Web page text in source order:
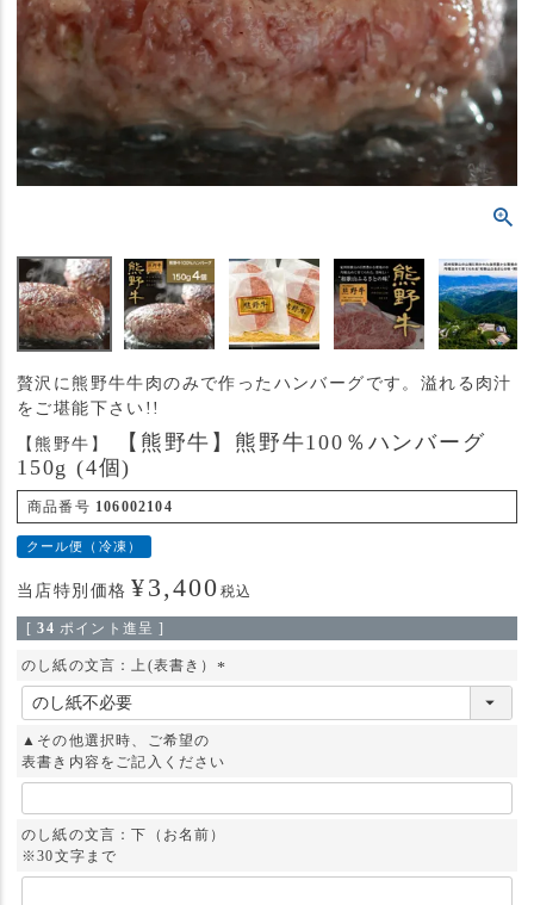
贅沢に熊野牛牛肉のみで作ったハンバーグです。溢れる肉汁
をご堪能下さい!!
【熊野牛】
【熊野牛】熊野牛100％ハンバーグ
150g (4個)
商品番号 106002104
クール便（冷凍）
当店特別価格 ¥3,400 税込
[ 34 ポイント進呈 ]
のし紙の文言：上(表書き）
(
)
▲その他選択時、ご希望の
表書き内容をご記入ください
のし紙の文言：下（お名前）
※30文字まで